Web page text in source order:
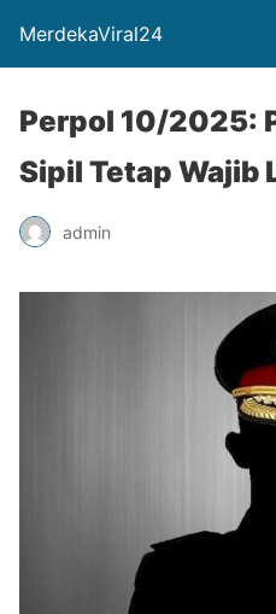
MerdekaViral24
Perpol 10/2025:
Sipil Tetap Wajib
admin